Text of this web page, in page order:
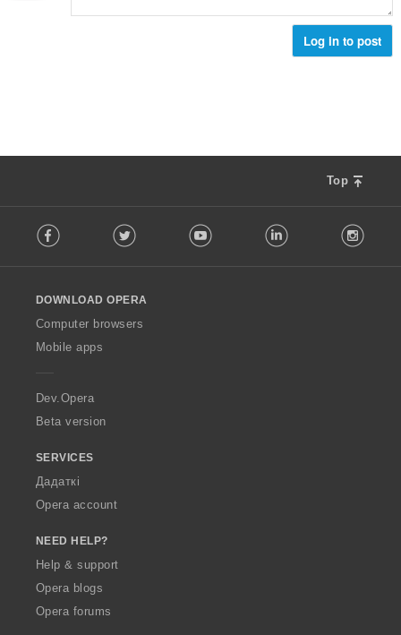
Log in to post
Top
o
w
O
p
a
Facebook Twitter Youtube LinkedIn
DOWNLOAD OPERA
Computer browsers
Mobile apps
Dev.Opera
Beta version
SERVICES
Дадаткі
Opera account
NEED HELP?
Help & support
Opera blogs
Opera forums